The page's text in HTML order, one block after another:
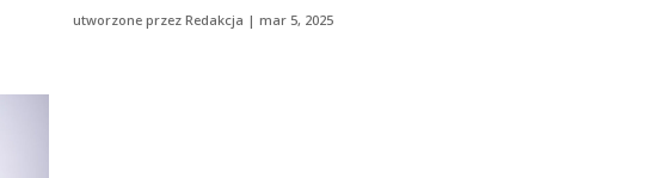
utworzone przez Redakcja | mar 5, 2025